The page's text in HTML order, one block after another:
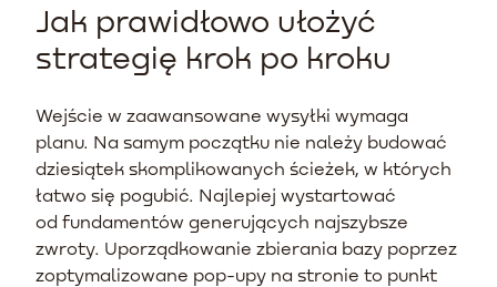
Jak prawidłowo ułożyć
strategię krok po kroku
Wejście w zaawansowane wysyłki wymaga
planu. Na samym początku nie należy budować
dziesiątek skomplikowanych ścieżek, w których
łatwo się pogubić. Najlepiej wystartować
od fundamentów generujących najszybsze
zwroty. Uporządkowanie zbierania bazy poprzez
zoptymalizowane pop-upy na stronie to punkt